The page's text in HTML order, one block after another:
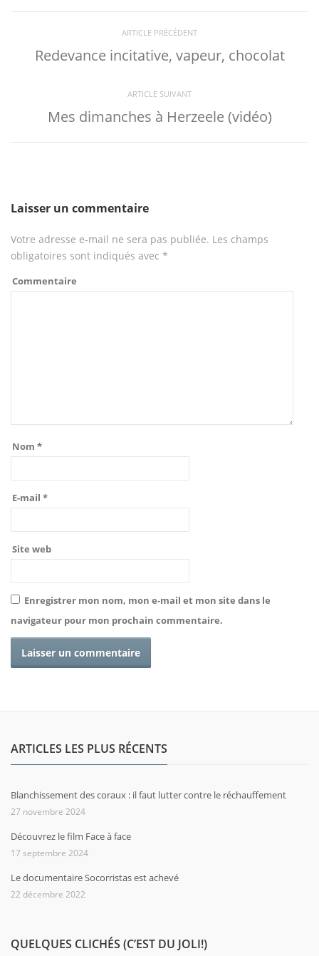
ARTICLE PRÉCÉDENT
Redevance incitative, vapeur, chocolat
ARTICLE SUIVANT
Mes dimanches à Herzeele (vidéo)
Laisser un commentaire
Votre adresse e-mail ne sera pas publiée. Les champs
obligatoires sont indiqués avec *
Commentaire
Nom *
E-mail *
Site web
Enregistrer mon nom, mon e-mail et mon site dans le
navigateur pour mon prochain commentaire.
ARTICLES LES PLUS RÉCENTS
Blanchissement des coraux : il faut lutter contre le réchauffement
27 novembre 2024
Découvrez le film Face à face
17 septembre 2024
Le documentaire Socorristas est achevé
22 décembre 2022
QUELQUES CLICHÉS (C’EST DU JOLI!)